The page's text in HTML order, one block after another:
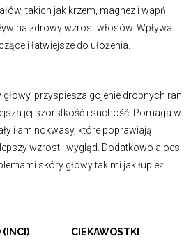
takich jak krzem, magnez i wapń,
na zdrowy wzrost włosów. Wpływa
i łatwiejsze do ułożenia.
przyspiesza gojenie drobnych ran,
jej szorstkość i suchość. Pomaga w
i aminokwasy, które poprawiają
wzrost i wygląd. Dodatkowo aloes
skóry głowy takimi jak łupież
(INCI) CIEKAWOSTKI